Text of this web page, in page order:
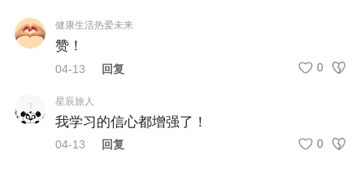
（一）打印日期
（二）打印网址
登录“全国会计资格评价网”（http://kzp.mof.gov.cn），选
健康生活热爱未来
赞！
04-13 回复 0
星辰旅人
我学习的信心都增强了！
04-13 回复 0